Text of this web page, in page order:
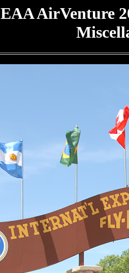
EAA AirVenture